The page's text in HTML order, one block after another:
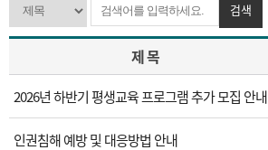
검색
제 목
2026년 하반기 평생교육 프로그램 추가 모집 안내
인권침해 예방 및 대응방법 안내